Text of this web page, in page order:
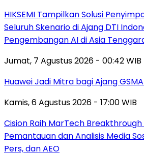
HIKSEMI Tampilkan Solusi
Seluruh Skenario di Ajang DTI
Pengembangan AI di Asia
Jumat, 7 Agustus 2026 - 00:42 WIB
Huawei Jadi Mitra bagi Ajang
Kamis, 6 Agustus 2026 - 17:00 WIB
Cision Raih MarTech
Pemantauan dan Analisis Media
Pers, dan AEO